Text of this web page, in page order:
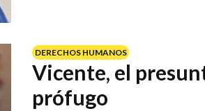
DERECHOS HUMANOS
Vicente, el
prófugo